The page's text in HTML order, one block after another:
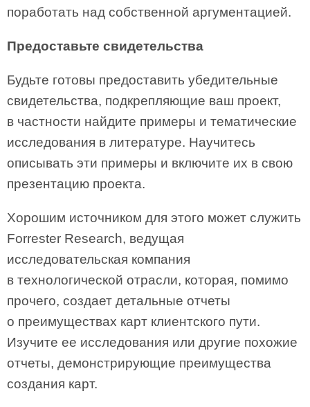
поработать над собственной аргументацией.
Предоставьте свидетельства
Будьте готовы предоставить убедительные
свидетельства, подкрепляющие ваш проект,
в частности найдите примеры и тематические
исследования в литературе. Научитесь
описывать эти примеры и включите их в свою
презентацию проекта.
Хорошим источником для этого может служить
Forrester Research, ведущая
исследовательская компания
в технологической отрасли, которая, помимо
прочего, создает детальные отчеты
о преимуществах карт клиентского пути.
Изучите ее исследования или другие похожие
отчеты, демонстрирующие преимущества
создания карт.